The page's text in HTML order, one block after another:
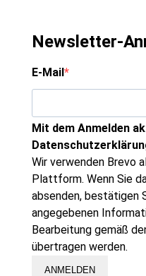
Newsletter-
E-Mail
Mit dem Anmelden
Wir verwenden Brevo
Plattform. Wenn Sie
absenden, bestätigen
angegebenen
Bearbeitung gemäß
übertragen werden.
ANMELDEN